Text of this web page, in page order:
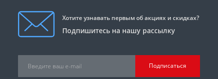
Хотите узнавать первым об акциях и скидках?
Подпишитесь на нашу рассылку
Подписаться